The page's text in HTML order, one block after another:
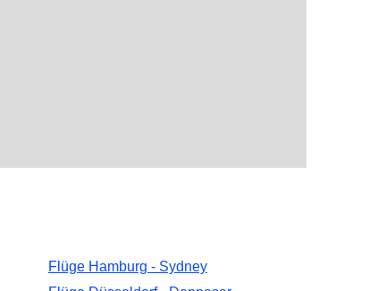
Flüge Hamburg - Sydney